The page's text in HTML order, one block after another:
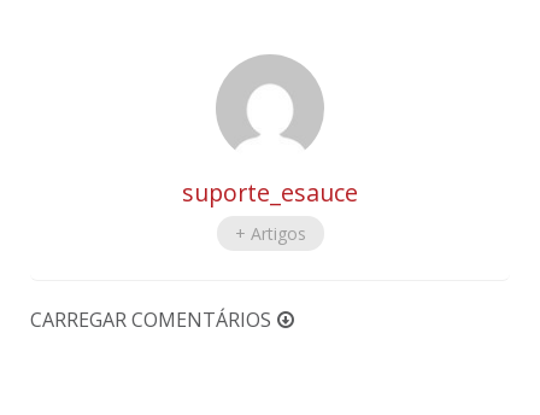
suporte_esauce
+ Artigos
CARREGAR COMENTÁRIOS